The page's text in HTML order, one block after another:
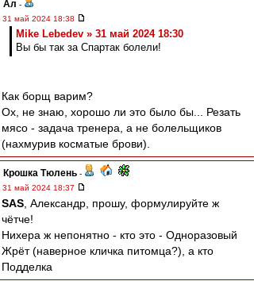
Ал -
31 май 2024 18:38
Mike Lebedev » 31 май 2024 18:30
Вы бы так за Спартак болели!
Как борщ варим?
Ох, не знаю, хорошо ли это было бы... Резать
мясо - задача тренера, а не болельщиков
(нахмурив косматые брови).
Крошка Тюлень -
31 май 2024 18:37
SAS , Александр, прошу, формулируйте ж
чётче!
Нихера ж непонятно - кто это - Одноразовый
Жрёт (наверное кличка питомца?), а кто
Подделка